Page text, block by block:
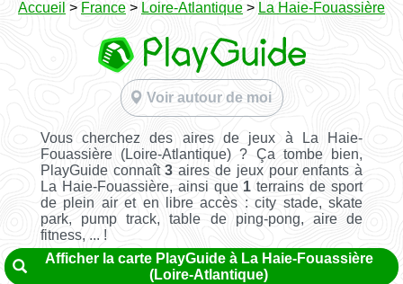
Accueil > France > Loire-Atlantique > La Haie-Fouassière
Voir autour de moi
Vous cherchez des aires de jeux à La Haie-
Fouassière (Loire-Atlantique) ? Ça tombe bien,
PlayGuide connaît3 aires de jeux pour enfants à
La Haie-Fouassière, ainsi que 1 terrains de sport
de plein air et en libre accès : city stade, skate
park, pump track, table de ping-pong, aire de
fitness, ... !
Afficher la carte PlayGuide à La Haie-Fouassière
(Loire-Atlantique)